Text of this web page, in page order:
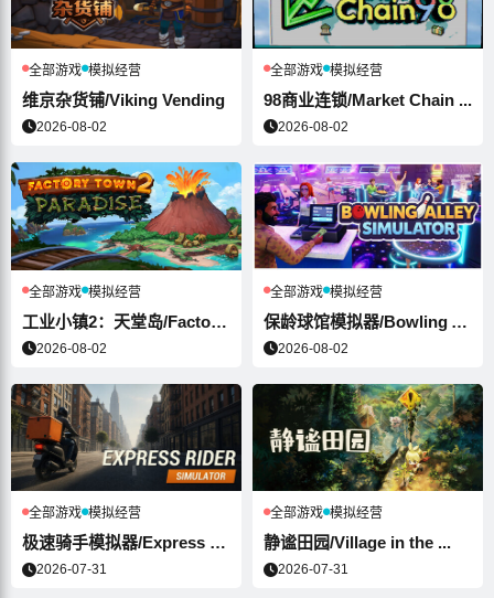
全部游戏 模拟经营
维京杂货铺/Viking Vending
2026-08-02
全部游戏 模拟经营
98商业连锁/Market Chain ...
2026-08-02
全部游戏 模拟经营
工业小镇2：天堂岛/Factory To...
2026-08-02
全部游戏 模拟经营
保龄球馆模拟器/Bowling Alle...
2026-08-02
全部游戏 模拟经营
极速骑手模拟器/Express Ride...
2026-07-31
全部游戏 模拟经营
静谧田园/Village in the ...
2026-07-31